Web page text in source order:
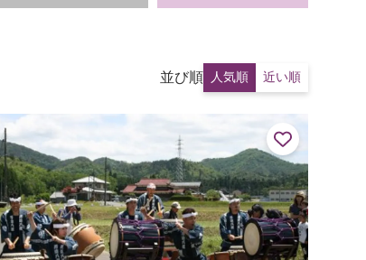
並び順 人気順 近い順